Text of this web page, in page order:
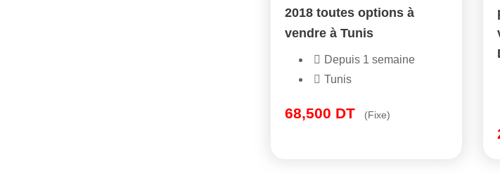
2018 toutes options à
vendre à Tunis
Depuis 1 semaine
Tunis
68,500 DT (Fixe)